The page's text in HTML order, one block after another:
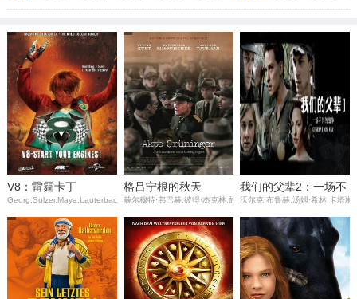
V8：雷霆卡丁
Georg,Sulzer,Maya,Lauterbach,Samuel,Jakob,Klara,Merkel,Emilio,Moutaoakkil
格吕宁根的秋天
赫尔穆特·弗巴赫,彼得·杰克林,施特凡
我们的父辈2：一场不
同的战争
沃尔克·布鲁赫,汤姆·希林,卡塔琳